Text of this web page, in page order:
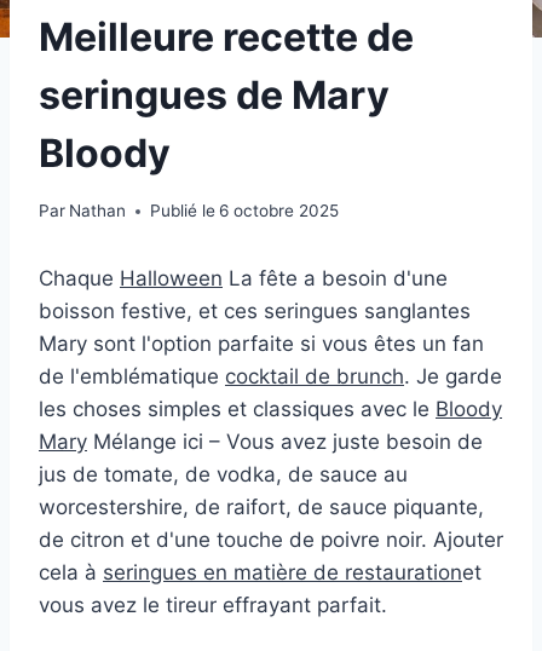
Meilleure recette de
seringues de Mary
Bloody
Par Nathan Publié le 6 octobre 2025
Chaque Halloween La fête a besoin d'une
boisson festive, et ces seringues sanglantes
Mary sont l'option parfaite si vous êtes un fan
de l'emblématique cocktail de brunch. Je garde
les choses simples et classiques avec le Bloody
Mary Mélange ici – Vous avez juste besoin de
jus de tomate, de vodka, de sauce au
worcestershire, de raifort, de sauce piquante,
de citron et d'une touche de poivre noir. Ajouter
cela à seringues en matière de restaurationet
vous avez le tireur effrayant parfait.